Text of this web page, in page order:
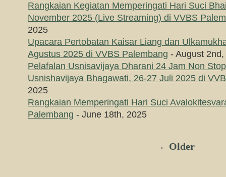
Rangkaian Kegiatan Memperingati Hari Suci
November 2025 (Live Streaming) di VVBS
2025
Upacara Pertobatan Kaisar Liang dan
Agustus 2025 di VVBS Palembang - August
Pelafalan Usnisavijaya Dharani 24 Jam Non
Usnishavijaya Bhagawati, 26-27 Juli 2025 di
2025
Rangkaian Memperingati Hari Suci
Palembang - June 18th, 2025
←Older